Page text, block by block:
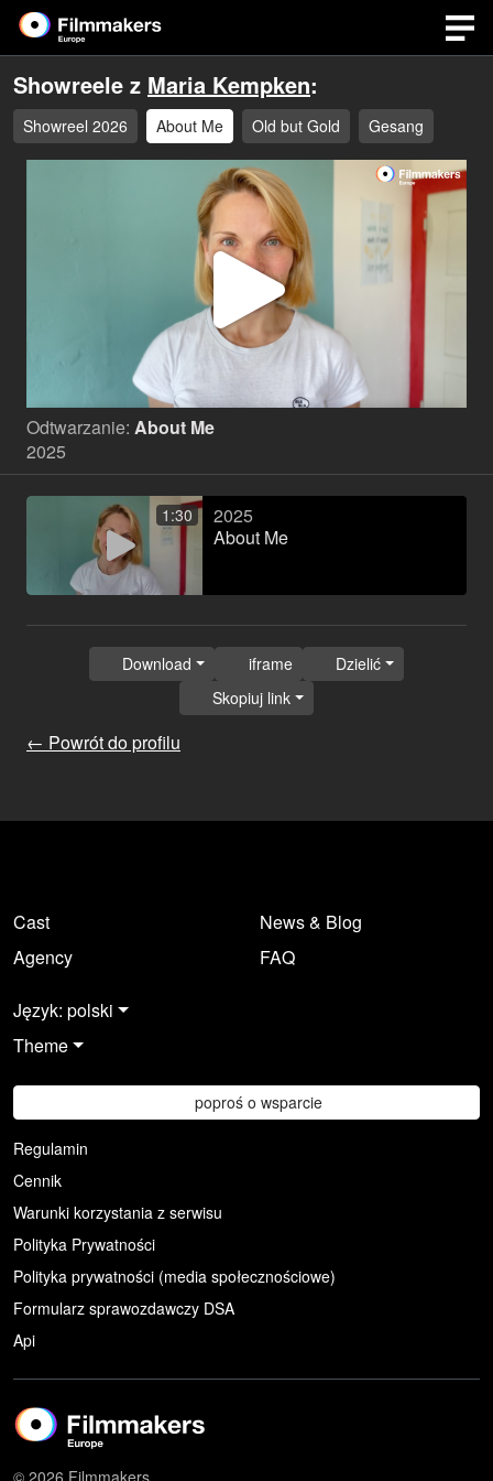
Showreele z Maria Kempken:
Showreel 2026 About Me Old but Gold Gesang
wideo
Odtwarzanie: About Me
2025
1:30
2025
About Me
← Powrót do profilu
Download iframe
Dzielić
Skopiuj link
Cast
Agency
News & Blog
FAQ
Język: polski
Theme
poproś o wsparcie
Regulamin
Cennik
Warunki korzystania z serwisu
Polityka Prywatności
Polityka prywatności (media społecznościowe)
Formularz sprawozdawczy DSA
Api
© 2026 Filmmakers